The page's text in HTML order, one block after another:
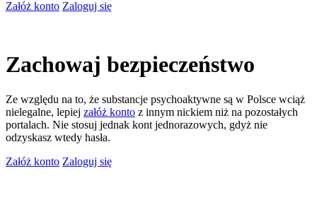
Załóż konto Zaloguj się
Zachowaj bezpieczeństwo
Ze względu na to, że substancje psychoaktywne są w Polsce wciąż
nielegalne, lepiej załóż konto z innym nickiem niż na pozostałych
portalach. Nie stosuj jednak kont jednorazowych, gdyż nie
odzyskasz wtedy hasła.
Załóż konto Zaloguj się